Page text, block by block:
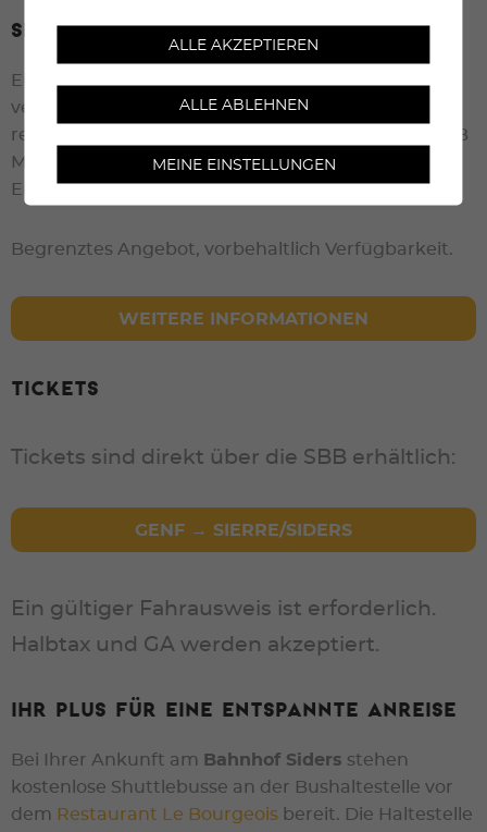
SBB-Spartipp
Ein begrenztes Kontingent an Spartickets ist
verfügbar, um mit dem Zug nach Sierre-Zinal zu
reisen. Wenn Sie Ihr Ticket online oder über die SBB
Mobile App buchen, profitieren Sie von
Ermässigungen von bis zu 50%.
Begrenztes Angebot, vorbehaltlich Verfügbarkeit.
WEITERE INFORMATIONEN
Tickets
Tickets sind direkt über die SBB erhältlich:
GENF → SIERRE/SIDERS
Ein gültiger Fahrausweis ist erforderlich.
Halbtax und GA werden akzeptiert.
Ihr Plus für eine entspannte Anreise
Bei Ihrer Ankunft am Bahnhof Siders stehen
kostenlose Shuttlebusse an der Bushaltestelle vor
dem Restaurant Le Bourgeois bereit. Die Haltestelle
ALLE AKZEPTIEREN
ALLE ABLEHNEN
MEINE EINSTELLUNGEN